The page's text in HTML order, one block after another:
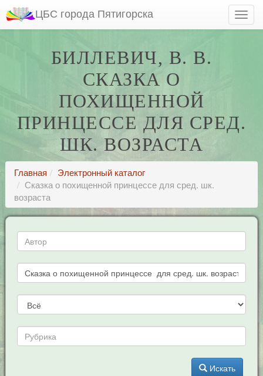
ЦБС города Пятигорска
БИЛЛЕВИЧ, В. В.
СКАЗКА О
ПОХИЩЕННОЙ
ПРИНЦЕССЕ ДЛЯ СРЕД.
ШК. ВОЗРАСТА
Главная
Электронный каталог
Сказка о похищенной принцессе для сред. шк.
возраста
Искать